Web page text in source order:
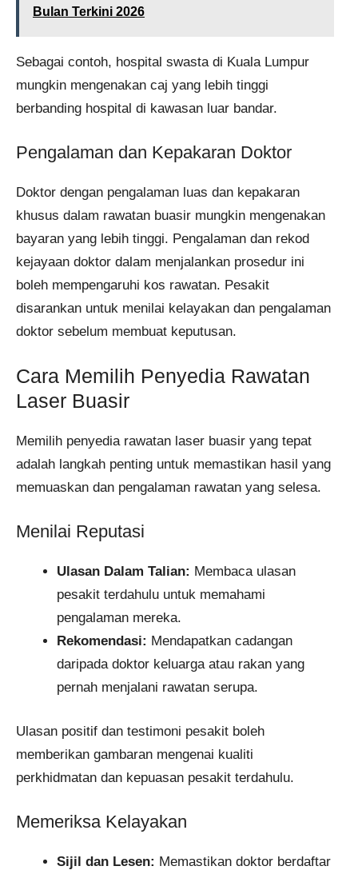
Bulan Terkini 2026
Sebagai contoh, hospital swasta di Kuala Lumpur
mungkin mengenakan caj yang lebih tinggi
berbanding hospital di kawasan luar bandar.
Pengalaman dan Kepakaran Doktor
Doktor dengan pengalaman luas dan kepakaran
khusus dalam rawatan buasir mungkin mengenakan
bayaran yang lebih tinggi. Pengalaman dan rekod
kejayaan doktor dalam menjalankan prosedur ini
boleh mempengaruhi kos rawatan. Pesakit
disarankan untuk menilai kelayakan dan pengalaman
doktor sebelum membuat keputusan.
Cara Memilih Penyedia Rawatan
Laser Buasir
Memilih penyedia rawatan laser buasir yang tepat
adalah langkah penting untuk memastikan hasil yang
memuaskan dan pengalaman rawatan yang selesa.
Menilai Reputasi
Ulasan Dalam Talian: Membaca ulasan
pesakit terdahulu untuk memahami
pengalaman mereka.
Rekomendasi: Mendapatkan cadangan
daripada doktor keluarga atau rakan yang
pernah menjalani rawatan serupa.
Ulasan positif dan testimoni pesakit boleh
memberikan gambaran mengenai kualiti
perkhidmatan dan kepuasan pesakit terdahulu.
Memeriksa Kelayakan
Sijil dan Lesen: Memastikan doktor berdaftar